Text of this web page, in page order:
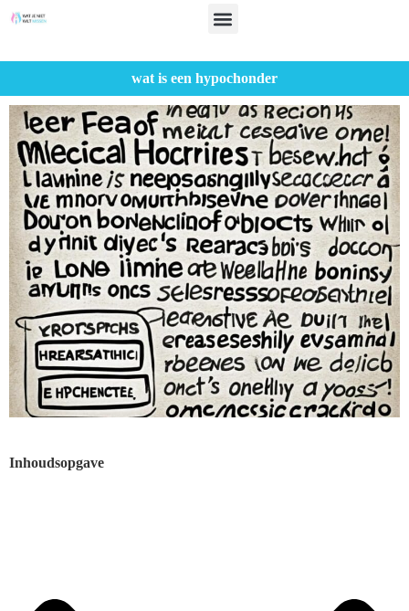
wat is een hypochonder
Inhoudsopgave